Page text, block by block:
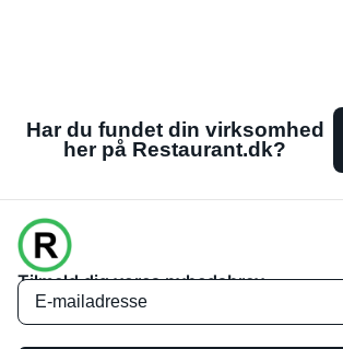
Har du fundet din virksomhed
her på Restaurant.dk?
Tilmeld dig vores nyhedsbrev